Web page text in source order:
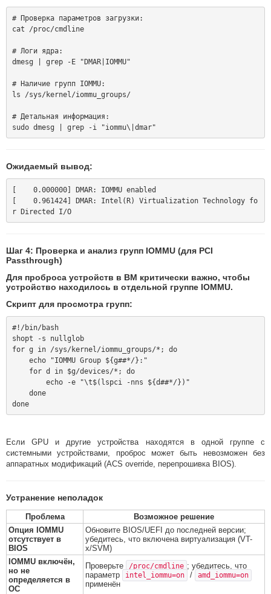
# Проверка параметров загрузки:
cat /proc/cmdline
# Логи ядра:
dmesg | grep -E "DMAR|IOMMU"
# Наличие групп IOMMU:
ls /sys/kernel/iommu_groups/
# Детальная информация:
Ожидаемый вывод:
[    0.000000] DMAR: IOMMU enabled
[    0.961424] DMAR: Intel(R) Virtualization Technology fo
r Directed I/O
Шаг 4: Проверка и анализ групп IOMMU (для PCI
Passthrough)
Для проброса устройств в ВМ критически важно, чтобы
устройство находилось в отдельной группе IOMMU.
Скрипт для просмотра групп:
#!/bin/bash
shopt -s nullglob
for g in /sys/kernel/iommu_groups/*; do
done
Если GPU и другие устройства находятся в одной группе с
системными устройствами, проброс может быть невозможен без
аппаратных модификаций (ACS override, перепрошивка BIOS).
Устранение неполадок
Проблема
Возможное решение
Опция IOMMU
отсутствует в
BIOS
Обновите BIOS/UEFI до последней версии;
убедитесь, что включена виртуализация (VT-
x/SVM)
IOMMU включён,
но не
определяется в
ОС
Проверьте /proc/cmdline ; убедитесь, что
параметр
intel_iommu=on / amd_iommu=on
применён